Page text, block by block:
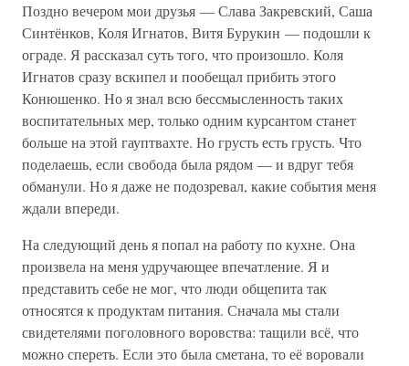
Поздно вечером мои друзья — Слава Закревский, Саша
Синтёнков, Коля Игнатов, Витя Бурукин — подошли к
ограде. Я рассказал суть того, что произошло. Коля
Игнатов сразу вскипел и пообещал прибить этого
Конюшенко. Но я знал всю бессмысленность таких
воспитательных мер, только одним курсантом станет
больше на этой гауптвахте. Но грусть есть грусть. Что
поделаешь, если свобода была рядом — и вдруг тебя
обманули. Но я даже не подозревал, какие события меня
ждали впереди.
На следующий день я попал на работу по кухне. Она
произвела на меня удручающее впечатление. Я и
представить себе не мог, что люди общепита так
относятся к продуктам питания. Сначала мы стали
свидетелями поголовного воровства: тащили всё, что
можно спереть. Если это была сметана, то её воровали